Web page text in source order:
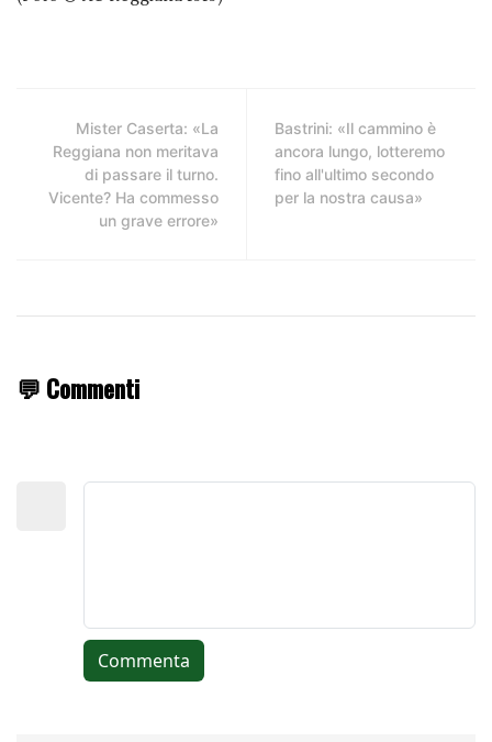
Mister Caserta: «La
Reggiana non meritava
di passare il turno.
Vicente? Ha commesso
un grave errore»
Bastrini: «Il cammino è
ancora lungo, lotteremo
fino all'ultimo secondo
per la nostra causa»
💬 Commenti